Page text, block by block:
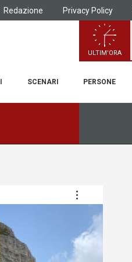
Redazione Privacy Policy
ULTIM'ORA
SCENARI PERSONE